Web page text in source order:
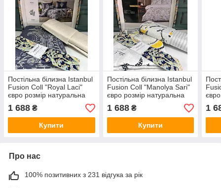
Постільна білизна Istanbul
Fusion Coll "Royal Laci"
євро розмір натуральна
100% бавовна ранфорс
Туреччина
1 688 ₴
Купити
Постільна білизна Istanbul
Fusion Coll "Manolya Sari"
євро розмір натуральна
100% бавовна ранфорс
Туреччина
1 688₴
Купити
1
Про нас
100% позитивних з 231 відгука за рік